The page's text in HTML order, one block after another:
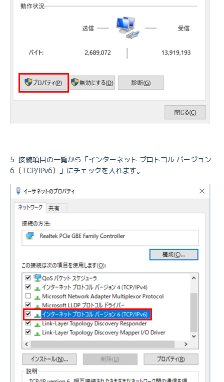
接続項目の一覧から「インターネット プロトコル バージョン
6（TCP/IPv6）」にチェックを入れます。